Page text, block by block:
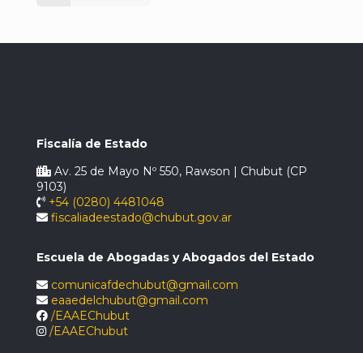
Fiscalía de Estado
Av. 25 de Mayo Nº 550, Rawson | Chubut (CP
9103)
+54 (0280) 4481048
fiscaliadeestado@chubut.gov.ar
Escuela de Abogadas y Abogados del Estado
comunicafdechubut@gmail.com
eaaedelchubut@gmail.com
/EAAEChubut
/EAAEChubut